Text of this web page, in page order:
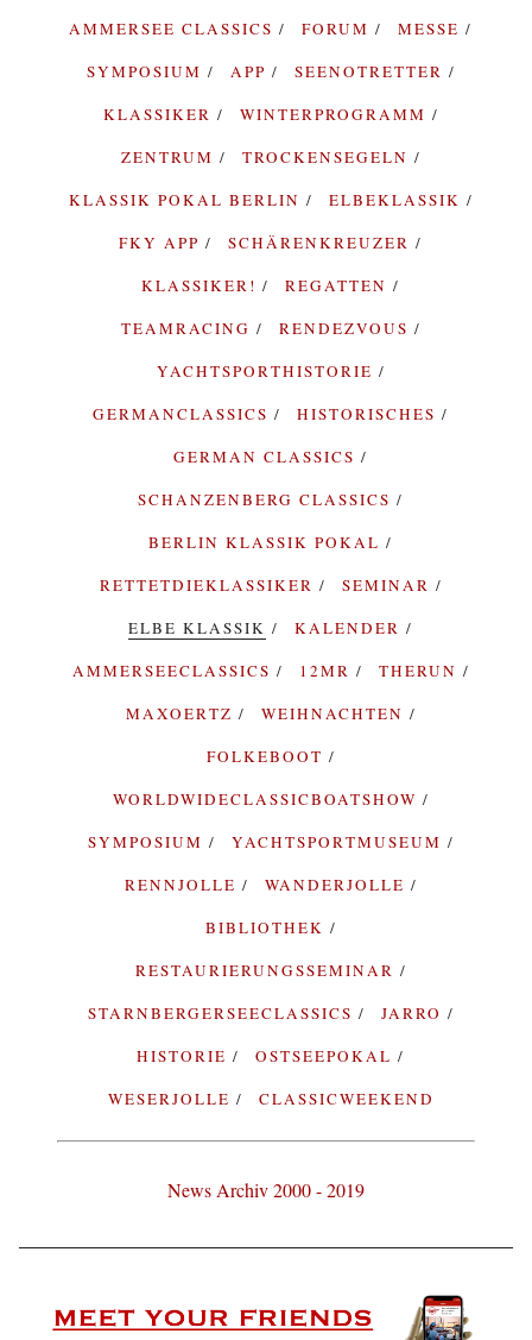
AMMERSEE CLASSICS FORUM
MESSE
SYMPOSIUM
APP
SEENOTRETTER
KLASSIKER
WINTERPROGRAMM
ZENTRUM
TROCKENSEGELN
KLASSIK POKAL BERLIN
ELBEKLASSIK
FKY APP
SCHÄRENKREUZER
KLASSIKER!
REGATTEN
TEAMRACING
RENDEZVOUS
YACHTSPORTHISTORIE
GERMANCLASSICS
HISTORISCHES
GERMAN CLASSICS
SCHANZENBERG CLASSICS
BERLIN KLASSIK POKAL
RETTETDIEKLASSIKER
SEMINAR
ELBE KLASSIK
KALENDER
AMMERSEECLASSICS
12MR
THERUN
MAXOERTZ
WEIHNACHTEN
FOLKEBOOT
WORLDWIDECLASSICBOATSHOW
SYMPOSIUM
YACHTSPORTMUSEUM
RENNJOLLE
WANDERJOLLE
BIBLIOTHEK
RESTAURIERUNGSSEMINAR
STARNBERGERSEECLASSICS
JARRO
HISTORIE
OSTSEEPOKAL
WESERJOLLE
CLASSICWEEKEND
News Archiv 2000 - 2019